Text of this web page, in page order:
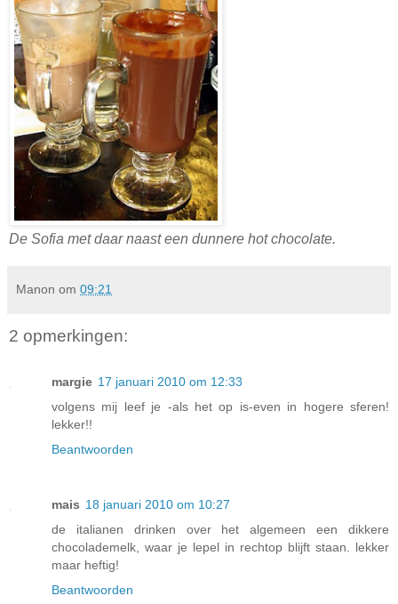
De Sofia met daar naast een dunnere hot chocolate.
Manon om 09:21
2 opmerkingen:
margie 17 januari 2010 om 12:33
volgens mij leef je -als het op is-even in hogere sferen!
lekker!!
Beantwoorden
mais 18 januari 2010 om 10:27
de italianen drinken over het algemeen een dikkere
chocolademelk, waar je lepel in rechtop blijft staan. lekker
maar heftig!
Beantwoorden